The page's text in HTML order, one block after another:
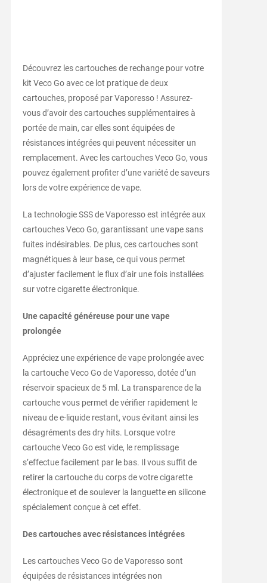
Découvrez les cartouches de rechange pour votre
kit Veco Go avec ce lot pratique de deux
cartouches, proposé par Vaporesso ! Assurez-
vous d’avoir des cartouches supplémentaires à
portée de main, car elles sont équipées de
résistances intégrées qui peuvent nécessiter un
remplacement. Avec les cartouches Veco Go, vous
pouvez également profiter d’une variété de saveurs
lors de votre expérience de vape.
La technologie SSS de Vaporesso est intégrée aux
cartouches Veco Go, garantissant une vape sans
fuites indésirables. De plus, ces cartouches sont
magnétiques à leur base, ce qui vous permet
d’ajuster facilement le flux d’air une fois installées
sur votre cigarette électronique.
Une capacité généreuse pour une vape
prolongée
Appréciez une expérience de vape prolongée avec
la cartouche Veco Go de Vaporesso, dotée d’un
réservoir spacieux de 5 ml. La transparence de la
cartouche vous permet de vérifier rapidement le
niveau de e-liquide restant, vous évitant ainsi les
désagréments des dry hits. Lorsque votre
cartouche Veco Go est vide, le remplissage
s’effectue facilement par le bas. Il vous suffit de
retirer la cartouche du corps de votre cigarette
électronique et de soulever la languette en silicone
spécialement conçue à cet effet.
Des cartouches avec résistances intégrées
Les cartouches Veco Go de Vaporesso sont
équipées de résistances intégrées non